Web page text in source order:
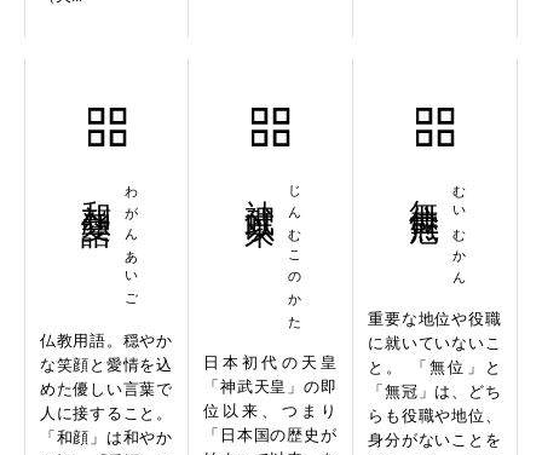
わがんあいご
仏教用語。穏やか
な笑顔と愛情を込
めた優しい言葉で
人に接すること。
「和顔」は和やか
じんむこのかた
日本初代の天皇
「神武天皇」の即
位以来、つまり
「日本国の歴史が
むいむかん
重要な地位や役職
に就いていないこ
と。 「無位」と
「無冠」は、どち
らも役職や地位、
身分がないことを